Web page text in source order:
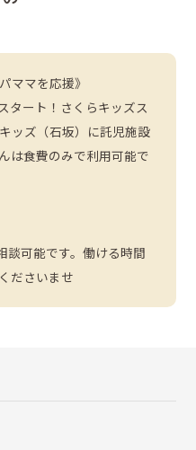
ママを応援》
ート！さくらキッズス
ッズ（石坂）に託児施設
は食費のみで利用可能で
可能です。働ける時間
ださいませ